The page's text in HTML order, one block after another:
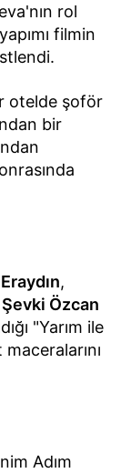
rol
filmin
otelde şoför
bir
,
Şevki Özcan
"Yarım ile
Adım